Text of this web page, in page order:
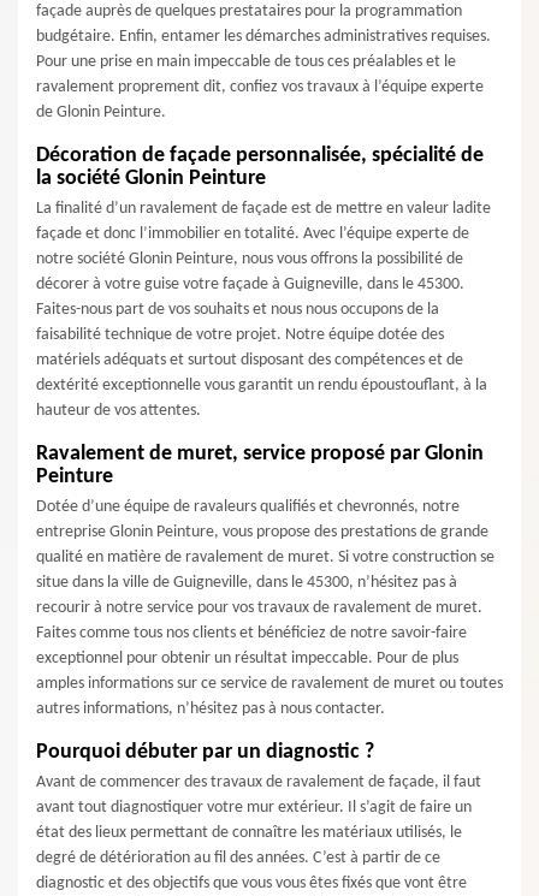
façade auprès de quelques prestataires pour la programmation
budgétaire. Enfin, entamer les démarches administratives requises.
Pour une prise en main impeccable de tous ces préalables et le
ravalement proprement dit, confiez vos travaux à l’équipe experte
de Glonin Peinture.
Décoration de façade personnalisée, spécialité de
la société Glonin Peinture
La finalité d’un ravalement de façade est de mettre en valeur ladite
façade et donc l’immobilier en totalité. Avec l’équipe experte de
notre société Glonin Peinture, nous vous offrons la possibilité de
décorer à votre guise votre façade à Guigneville, dans le 45300.
Faites-nous part de vos souhaits et nous nous occupons de la
faisabilité technique de votre projet. Notre équipe dotée des
matériels adéquats et surtout disposant des compétences et de
dextérité exceptionnelle vous garantit un rendu époustouflant, à la
hauteur de vos attentes.
Ravalement de muret, service proposé par Glonin
Peinture
Dotée d’une équipe de ravaleurs qualifiés et chevronnés, notre
entreprise Glonin Peinture, vous propose des prestations de grande
qualité en matière de ravalement de muret. Si votre construction se
situe dans la ville de Guigneville, dans le 45300, n’hésitez pas à
recourir à notre service pour vos travaux de ravalement de muret.
Faites comme tous nos clients et bénéficiez de notre savoir-faire
exceptionnel pour obtenir un résultat impeccable. Pour de plus
amples informations sur ce service de ravalement de muret ou toutes
autres informations, n’hésitez pas à nous contacter.
Pourquoi débuter par un diagnostic ?
Avant de commencer des travaux de ravalement de façade, il faut
avant tout diagnostiquer votre mur extérieur. Il s’agit de faire un
état des lieux permettant de connaître les matériaux utilisés, le
degré de détérioration au fil des années. C’est à partir de ce
diagnostic et des objectifs que vous vous êtes fixés que vont être